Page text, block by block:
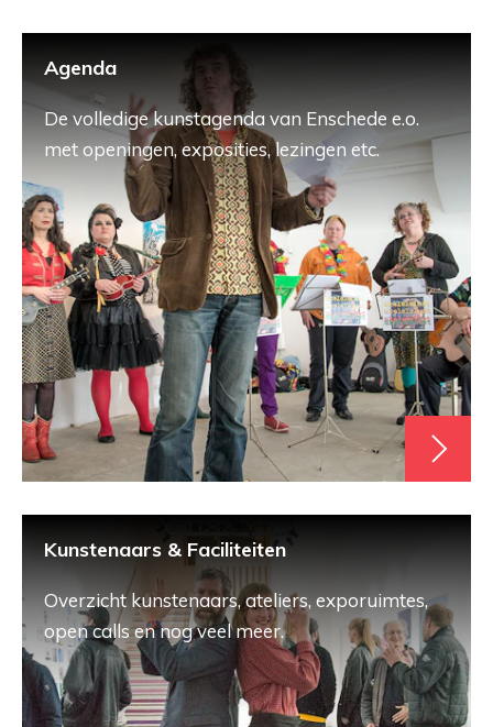
Agenda
De volledige kunstagenda van Enschede e.o.
met openingen, exposities, lezingen etc.
Kunstenaars & Faciliteiten
Overzicht kunstenaars, ateliers, exporuimtes,
open calls en nog veel meer.